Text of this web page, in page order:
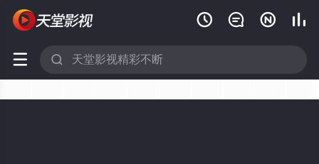
   
 